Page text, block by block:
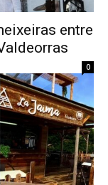
entre
0